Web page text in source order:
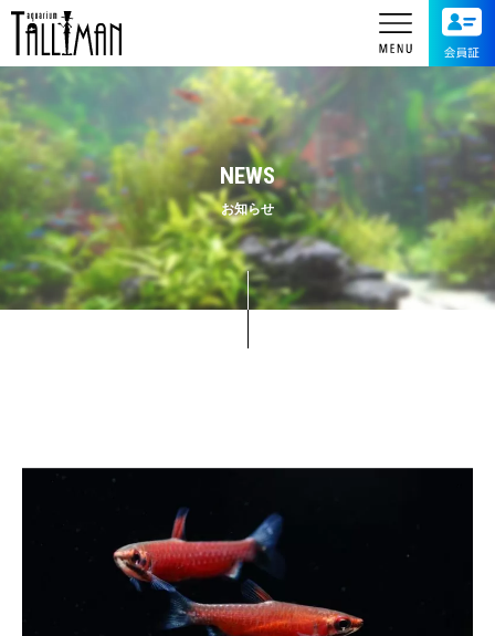
NEWS
お知らせ